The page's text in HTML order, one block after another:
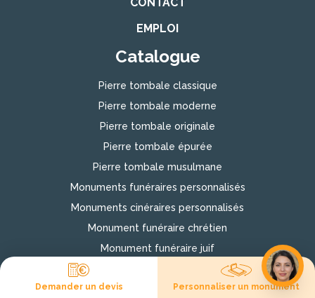
Demander un devis Personnaliser un monument
EMPLOI
Catalogue
Pierre tombale classique
Pierre tombale moderne
Pierre tombale originale
Pierre tombale épurée
Pierre tombale musulmane
Monuments funéraires personnalisés
Monuments cinéraires personnalisés
Monument funéraire chrétien
Monument funéraire juif
Choisir un modèle de pierre tombale
Catalogue granits